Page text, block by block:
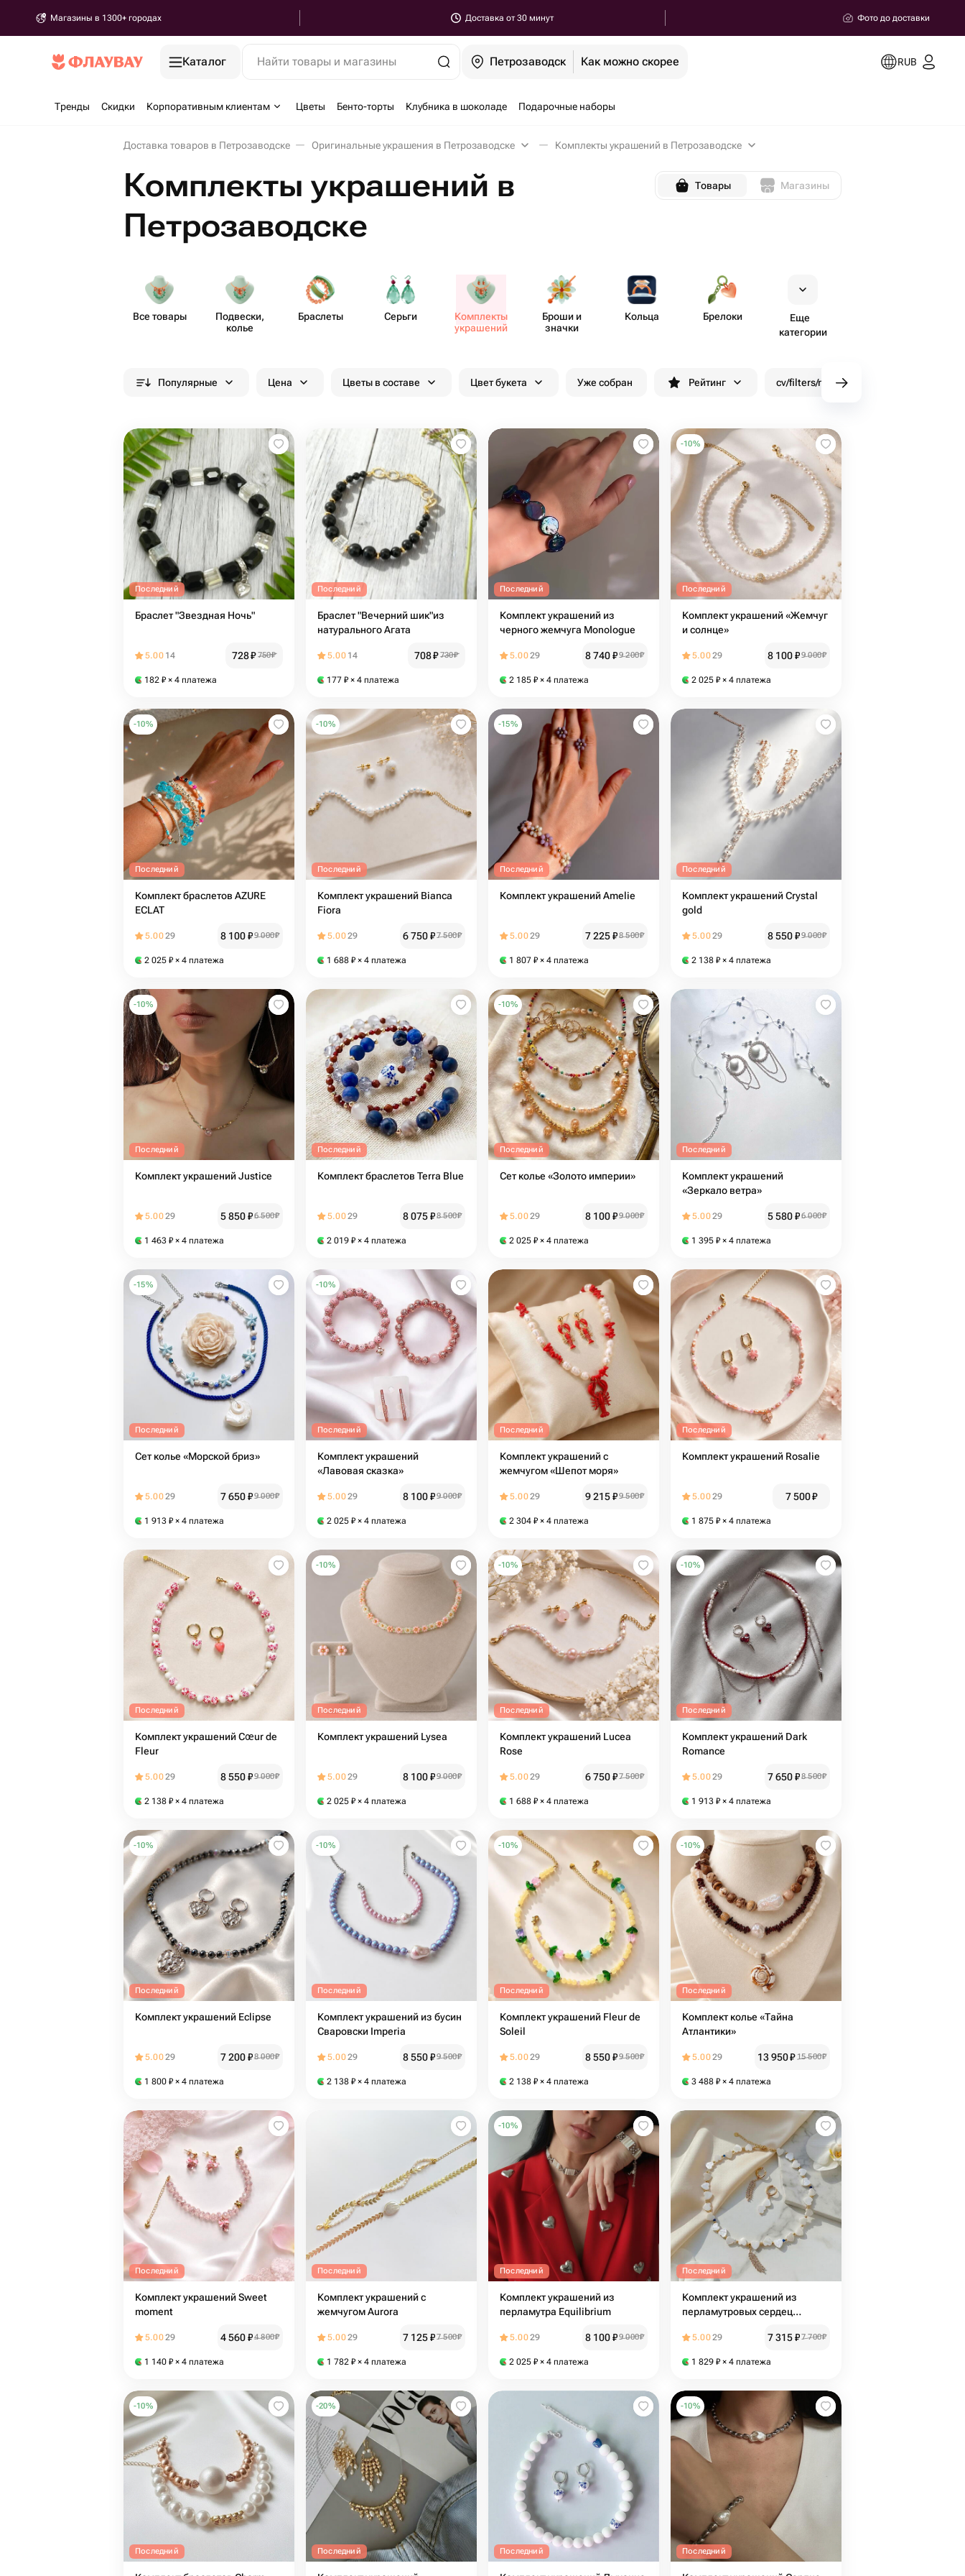
Магазины в 1300+ городах Доставка от 30 минут Фото до доставки
Каталог Найти товары и магазины Петрозаводск Как можно скорее RUB
Тренды Скидки Корпоративным клиентам Цветы Бенто-торты Клубника в шоколаде Подарочные наборы
Доставка товаров в Петрозаводске Оригинальные украшения в Петрозаводске Комплекты украшений в Петрозаводске
Комплекты украшений в
Петрозаводске
Товары Магазины
Все товары
Подвески,
колье
Браслеты Серьги
Комплекты
украшений
Броши и
значки
Кольца Брелоки
Еще
категории
Популярные Цена Цветы в составе Цвет букета Уже собран Рейтинг cv/filters/name_fast_delivery
Последний
Браслет "Звездная Ночь"
5.00 14 728₽ 750₽
182 ₽ × 4 платежа
Последний
Браслет "Вечерний шик"из
натурального Агата
5.00 14 708₽ 730₽
177 ₽ × 4 платежа
Последний
Комплект украшений из
черного жемчуга Monologue
5.0029 8 740₽9 200₽
2 185 ₽ × 4 платежа
-10%
Последний
Комплект украшений «Жемчуг
и солнце»
5.0029 8 100₽9 000₽
2 025 ₽ × 4 платежа
-10%
Последний
Комплект браслетов AZURE
ECLAT
5.0029 8 100₽9 000₽
2 025 ₽ × 4 платежа
-10%
Последний
Комплект украшений Bianca
Fiora
5.0029 6 750₽7 500₽
1 688 ₽ × 4 платежа
-15%
Последний
Комплект украшений Amelie
5.0029 7 225₽8 500₽
1 807 ₽ × 4 платежа
Последний
Комплект украшений Crystal
gold
5.0029 8 550₽9 000₽
2 138 ₽ × 4 платежа
-10%
Последний
Комплект украшений Justice
5.0029 5 850₽6 500₽
1 463 ₽ × 4 платежа
Последний
Комплект браслетов Terra Blue
5.0029 8 075₽8 500₽
2 019 ₽ × 4 платежа
-10%
Последний
Сет колье «Золото империи»
5.0029 8 100₽9 000₽
2 025 ₽ × 4 платежа
Последний
Комплект украшений
«Зеркало ветра»
5.0029 5 580₽6 000₽
1 395 ₽ × 4 платежа
-15%
Последний
Сет колье «Морской бриз»
5.0029 7 650₽9 000₽
1 913 ₽ × 4 платежа
-10%
Последний
Комплект украшений
«Лавовая сказка»
5.0029 8 100₽9 000₽
2 025 ₽ × 4 платежа
Последний
Комплект украшений с
жемчугом «Шепот моря»
5.0029 9 215₽9 500₽
2 304 ₽ × 4 платежа
Последний
Комплект украшений Rosalie
5.0029 7 500₽
1 875 ₽ × 4 платежа
Последний
Комплект украшений Cœur de
Fleur
5.0029 8 550₽9 000₽
2 138 ₽ × 4 платежа
-10%
Последний
Комплект украшений Lysea
5.0029 8 100₽9 000₽
2 025 ₽ × 4 платежа
-10%
Последний
Комплект украшений Lucea
Rose
5.0029 6 750₽7 500₽
1 688 ₽ × 4 платежа
-10%
Последний
Комплект украшений Dark
Romance
5.0029 7 650₽8 500₽
1 913 ₽ × 4 платежа
-10%
Последний
Комплект украшений Eclipse
5.0029 7 200₽8 000₽
1 800 ₽ × 4 платежа
-10%
Последний
Комплект украшений из бусин
Сваровски Imperia
5.0029 8 550₽9 500₽
2 138 ₽ × 4 платежа
-10%
Последний
Комплект украшений Fleur de
Soleil
5.0029 8 550₽9 500₽
2 138 ₽ × 4 платежа
-10%
Последний
Комплект колье «Тайна
Атлантики»
5.0029 13 950₽ 15 500₽
3 488 ₽ × 4 платежа
Последний
Комплект украшений Sweet
moment
5.0029 4 560₽4 800₽
1 140 ₽ × 4 платежа
Последний
Комплект украшений с
жемчугом Aurora
5.0029 7 125₽7 500₽
1 782 ₽ × 4 платежа
-10%
Последний
Комплект украшений из
перламутра Equilibrium
5.0029 8 100₽9 000₽
2 025 ₽ × 4 платежа
Последний
Комплект украшений из
перламутровых сердец
5.0029 7 315₽7 700₽
1 829 ₽ × 4 платежа
-10%
Последний
-20%
Последний Последний
-10%
Последний